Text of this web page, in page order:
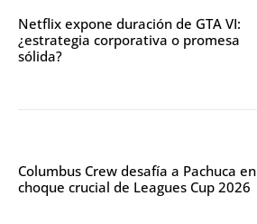
Netflix expone duración de GTA VI:
¿estrategia corporativa o promesa
sólida?
Columbus Crew desafía a Pachuca en
choque crucial de Leagues Cup 2026